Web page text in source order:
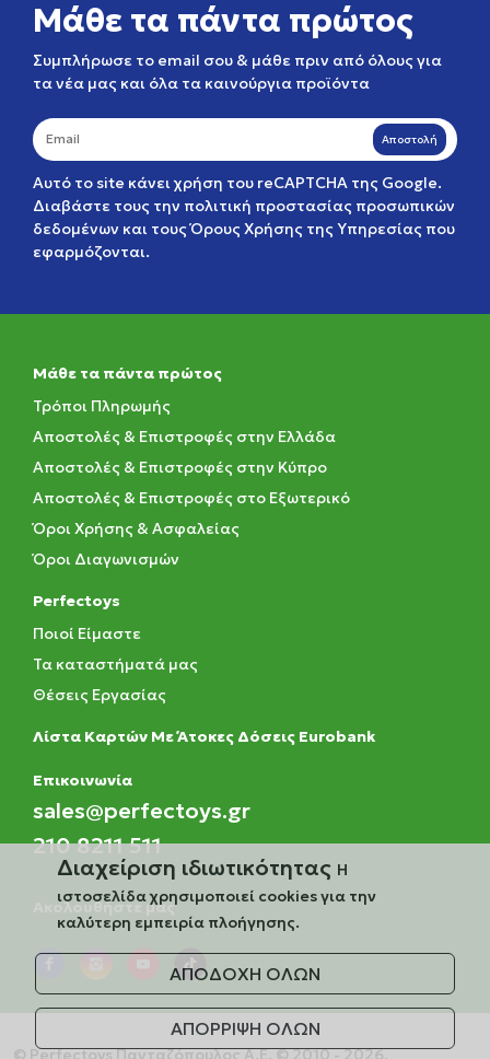
Μάθε τα πάντα πρώτος
Συμπλήρωσε το email σου & μάθε πριν από όλους για
τα νέα μας και όλα τα καινούργια προϊόντα
Αποστολή
Αυτό το site κάνει χρήση του reCAPTCHA της Google.
Διαβάστε τους την πολιτική προστασίας προσωπικών
δεδομένων και τουςΌρους Χρήσης της Υπηρεσίας που
εφαρμόζονται.
Μάθε τα πάντα πρώτος
Τρόποι Πληρωμής
Αποστολές & Επιστροφές στην Ελλάδα
Αποστολές & Επιστροφές στην Κύπρο
Αποστολές & Επιστροφές στο Εξωτερικό
Όροι Χρήσης & Ασφαλείας
Όροι Διαγωνισμών
Perfectoys
Ποιοί Είμαστε
Τα καταστήματά μας
Θέσεις Εργασίας
Λίστα Καρτών Με Άτοκες Δόσεις Eurobank
Eπικοινωνία
sales@perfectoys.gr
210 8211 511
Ακολουθήστε μας
© Perfectoys Πανταζόπουλος Α.Ε. © 2010 - 2026.
Διαχείριση ιδιωτικότητας Η
ιστοσελίδα χρησιμοποιεί cookies για την
καλύτερη εμπειρία πλοήγησης.
ΑΠΟΔΟΧΗ ΟΛΩΝ
ΑΠΟΡΡΙΨΗ ΟΛΩΝ